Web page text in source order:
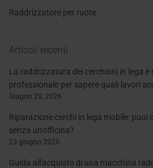
Raddrizzatore per ruote
Articoli recenti
La raddrizzatura dei cerchioni in lega è
professionale per sapere quali lavori
Giugno 29, 2026
Riparazione cerchi in lega mobile: puoi
senza un'officina?
23 giugno 2026
Guida all'acquisto di una macchina